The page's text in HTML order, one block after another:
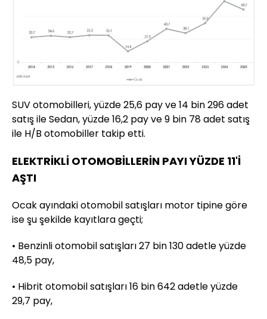
SUV otomobilleri, yüzde 25,6 pay ve 14 bin 296 adet
satış ile Sedan, yüzde 16,2 pay ve 9 bin 78 adet satış
ile H/B otomobiller takip etti.
ELEKTRİKLİ OTOMOBİLLERİN PAYI YÜZDE 11'İ
AŞTI
Ocak ayındaki otomobil satışları motor tipine göre
ise şu şekilde kayıtlara geçti;
• Benzinli otomobil satışları 27 bin 130 adetle yüzde
48,5 pay,
• Hibrit otomobil satışları 16 bin 642 adetle yüzde
29,7 pay,